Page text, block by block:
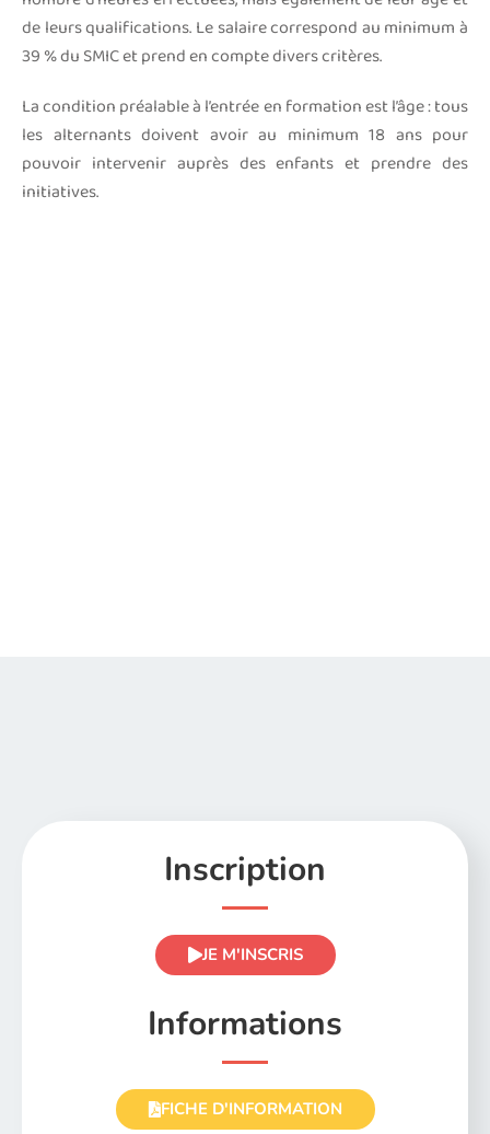
de leurs qualifications. Le salaire correspond au minimum à
39 % du SMIC et prend en compte divers critères.
La condition préalable à l’entrée en formation est l’âge : tous
les alternants doivent avoir au minimum 18 ans pour
pouvoir intervenir auprès des enfants et prendre des
initiatives.
Inscription
JE M'INSCRIS
Informations
FICHE D'INFORMATION